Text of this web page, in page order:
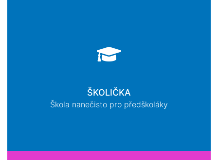
ŠKOLIČKA
Škola nanečisto pro předškoláky